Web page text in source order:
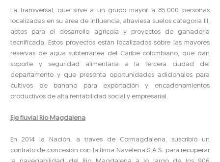
La transversal, que sirve a un grupo mayor a 85.000 personas
localizadas en su área de influencia, atraviesa suelos categoría III,
aptos para el desarrollo agrícola y proyectos de ganadería
tecnificada. Estos proyectos están localizados sobre las mayores
reservas de agua subterránea del Caribe colombiano, que dan
soporte y seguridad alimentaria a la tercera ciudad del
departamento y que presenta oportunidades adicionales para
cultivos de banano para exportación y encadenamientos
productivos de alta rentabilidad social y empresarial.
Eje fluvial Rio Magdalena
En 2014 la Nación, a través de Cormagdalena, suscribió un
contrato de concesión con la firma Navelena S.A.S. para recuperar